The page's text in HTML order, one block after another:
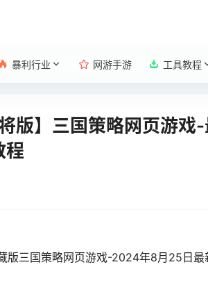
暴利行业 网游手游 工具教程
版】三国策略网页游
程
版三国策略网页游戏-2024年8月25日